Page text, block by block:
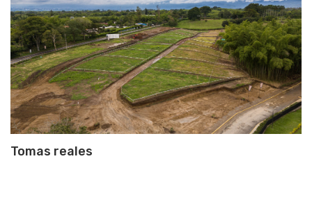
Tomas reales